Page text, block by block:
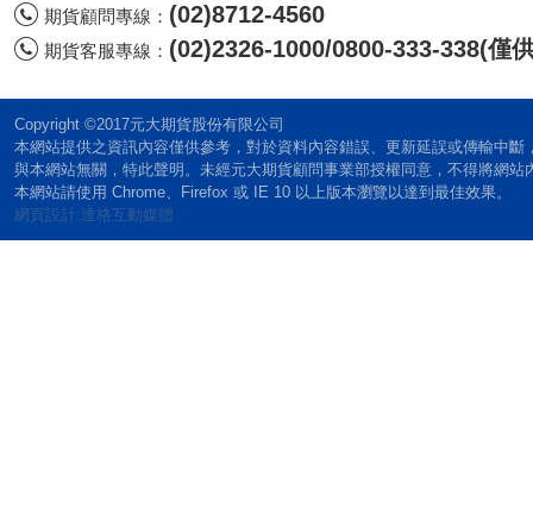
期貨顧問專線： (02)8712-4560
期貨客服專線： (02)2326-1000/0800-333-338(僅
Copyright ©2017元大期貨股份有限公司
本網站提供之資訊內容僅供參考，對於資料內容錯誤、更新延誤或傳輸中
與本網站無關，特此聲明。未經元大期貨顧問事業部授權同意，不得將網站
本網站請使用 Chrome、Firefox 或 IE 10 以上版本瀏覽以達到最佳效果。
網頁設計:達格互動媒體